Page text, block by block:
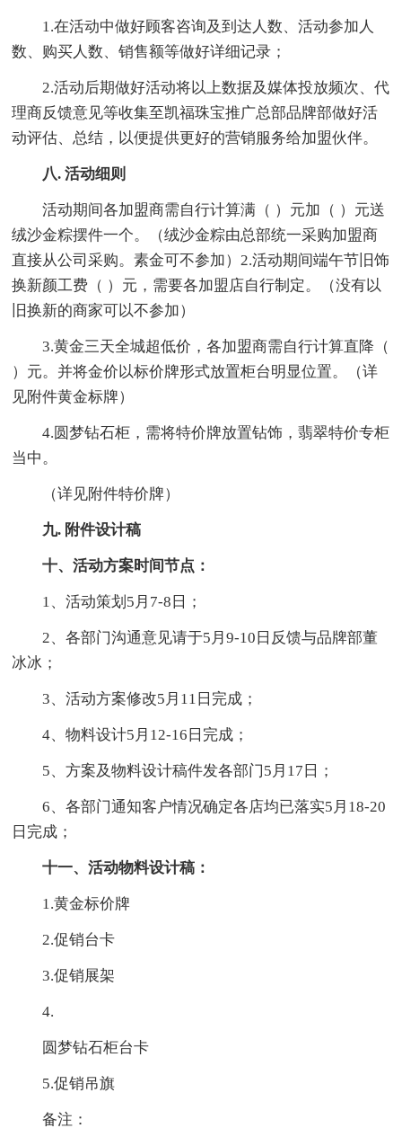
1.在活动中做好顾客咨询及到达人数、活动参加人
数、购买人数、销售额等做好详细记录；
2.活动后期做好活动将以上数据及媒体投放频次、代
理商反馈意见等收集至凯福珠宝推广总部品牌部做好活
动评估、总结，以便提供更好的营销服务给加盟伙伴。
八. 活动细则
活动期间各加盟商需自行计算满（ ）元加（ ）元送
绒沙金粽摆件一个。（绒沙金粽由总部统一采购加盟商
直接从公司采购。素金可不参加）2.活动期间端午节旧饰
换新颜工费（ ）元，需要各加盟店自行制定。（没有以
旧换新的商家可以不参加）
3.黄金三天全城超低价，各加盟商需自行计算直降（
）元。并将金价以标价牌形式放置柜台明显位置。（详
见附件黄金标牌）
4.圆梦钻石柜，需将特价牌放置钻饰，翡翠特价专柜
当中。
（详见附件特价牌）
九. 附件设计稿
十、活动方案时间节点：
1、活动策划5月7-8日；
2、各部门沟通意见请于5月9-10日反馈与品牌部董
冰冰；
3、活动方案修改5月11日完成；
4、物料设计5月12-16日完成；
5、方案及物料设计稿件发各部门5月17日；
6、各部门通知客户情况确定各店均已落实5月18-20
日完成；
十一、活动物料设计稿：
1.黄金标价牌
2.促销台卡
3.促销展架
4.
圆梦钻石柜台卡
5.促销吊旗
备注：